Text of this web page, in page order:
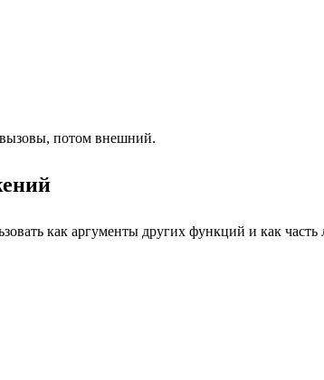
потом внешний.
как аргументы других функций и как